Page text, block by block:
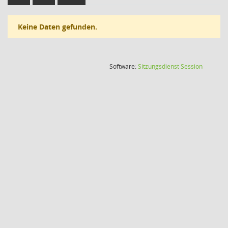
Keine Daten gefunden.
Software:SitzungsdienstSession(Wird in